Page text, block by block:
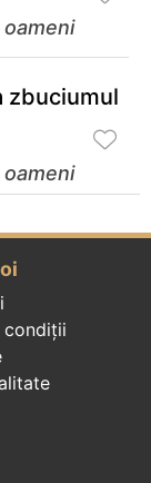
oameni
zbuciumul
oameni
condiții